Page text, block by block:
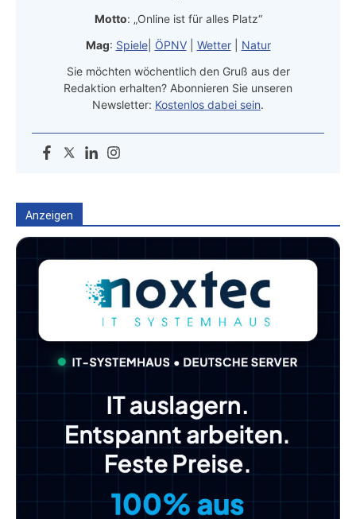
Motto: „Online ist für alles Platz“
Mag: Spiele| ÖPNV| Wetter| Natur
Sie möchten wöchentlich den Gruß aus der
Redaktion erhalten? Abonnieren Sie unseren
Newsletter: Kostenlos dabei sein.
Anzeigen